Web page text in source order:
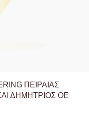
ΠΕΙΡΑΙΑΣ
ΔΗΜΗΤΡΙΟΣ ΟΕ